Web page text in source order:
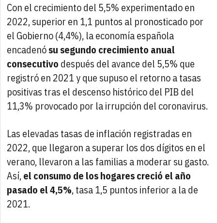
Con el crecimiento del 5,5% experimentado en
2022, superior en 1,1 puntos al pronosticado por
el Gobierno (4,4%), la economía española
encadenósu segundo crecimiento anual
consecutivo después del avance del 5,5% que
registró en 2021 y que supuso el retorno a tasas
positivas tras el descenso histórico del PIB del
11,3% provocado por la irrupción del coronavirus.
Las elevadas tasas de inflación registradas en
2022, que llegaron a superar los dos dígitos en el
verano, llevaron a las familias a moderar su gasto.
Así,el consumo de los hogares creció el año
pasado el 4,5%, tasa 1,5 puntos inferior a la de
2021.